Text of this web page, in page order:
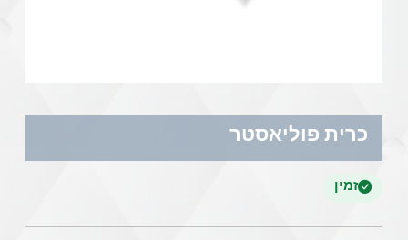
כרית פוליאסטר
זמין